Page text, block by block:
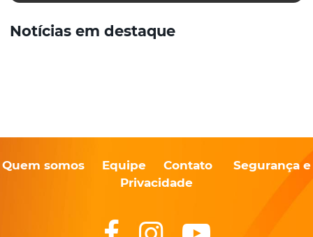
Notícias em destaque
Quem somos Equipe Contato
Segurança e
Privacidade